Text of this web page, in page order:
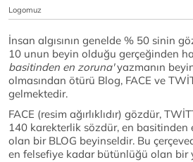
Logomuz
İnsan algısının genelde % 50 sinin
10 unun beyin olduğu gerçeğinden
basitinden en zoruna'yazmanın
olmasından ötürü Blog, FACE ve
gelmektedir.
FACE (resim ağırlıklıdır) gözdür,
140 karekterlik sözdür, en
olan bir BLOG beyinseldir. Bu
en felsefiye kadar bütünlüğü olan bir